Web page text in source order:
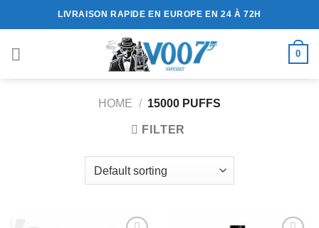
LIVRAISON RAPIDE EN EUROPE EN 24 À 72H
0
HOME / 15000 PUFFS
FILTER